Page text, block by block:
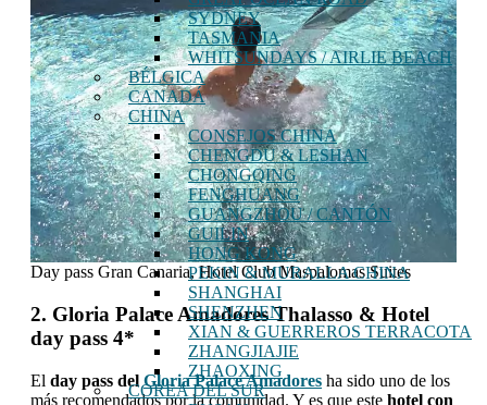
SYDNEY
TASMANIA
WHITSUNDAYS / AIRLIE BEACH
BÉLGICA
CANADÁ
CHINA
CONSEJOS CHINA
CHENGDU & LESHAN
CHONGQING
FENGHUANG
GUANGZHOU / CANTÓN
GUILIN
HONG KONG
PEKIN & MURALLA CHINA
SHANGHAI
SHENZHEN
XIAN & GUERREROS TERRACOTA
ZHANGJIAJIE
ZHAOXING
COREA DEL SUR
Day pass Gran Canaria, Hotel Club Maspalomas Suites
2. Gloria Palace Amadores Thalasso & Hotel
day pass 4*
El day pass delGloria Palace Amadores ha sido uno de los
más recomendados por la comunidad. Y es que este hotel con